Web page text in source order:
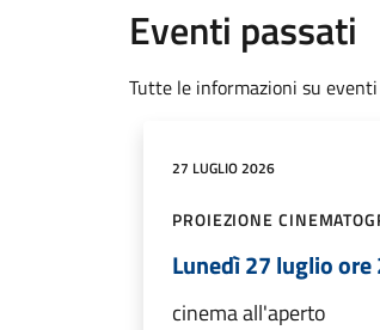
Eventi passati
Tutte le informazioni su eventi
27 LUGLIO 2026
PROIEZIONE
Lunedì 27 luglio ore
cinema all'aperto